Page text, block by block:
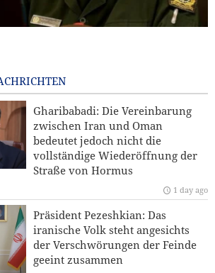
der regionalen Sicherheit:
unter Führung der
unverzichtbar ist
auf den Norden Jerusalems wird
gegen die Pläne zur Judaisierung
die Stellungen der saudischen
Raketen und Drohnen
Gharibabadi: Die Vereinbarung
zwischen Iran und Oman
bedeutet jedoch nicht die
vollständige Wiederöffnung der
Straße von Hormus
1 day ago
Präsident Pezeshkian: Das
iranische Volk steht angesichts
der Verschwörungen der Feinde
geeint zusammen